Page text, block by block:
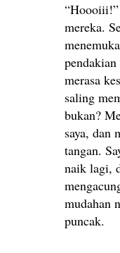
“Hoooiii!”
mereka.
merasa
saling
bukan?
saya, dan
tangan.
naik lagi,
mudahan
puncak.